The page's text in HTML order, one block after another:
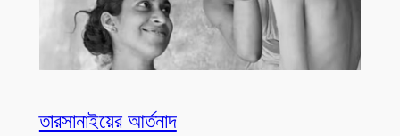
তারসানাইয়ের আর্তনাদ